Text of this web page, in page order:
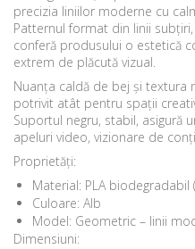
precizia liniilor moderne cu
Patternul format din linii
conferă produsului o estetică
extrem de plăcută vizual.
Nuanța caldă de bej și textura
potrivit atât pentru spații
Suportul negru, stabil, asigură
apeluri video, vizionare de
Proprietăți:
Material: PLA biodegradabil
Culoare: Alb
Model: Geometric – linii
Dimensiuni: